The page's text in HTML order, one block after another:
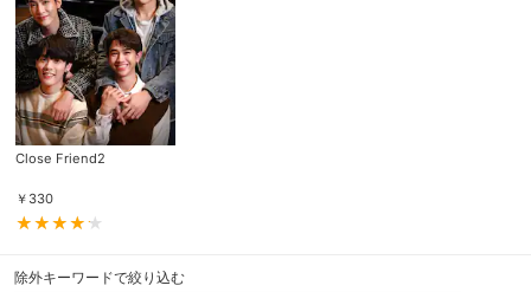
Close Friend2
￥ 330
除外キーワードで絞り込む